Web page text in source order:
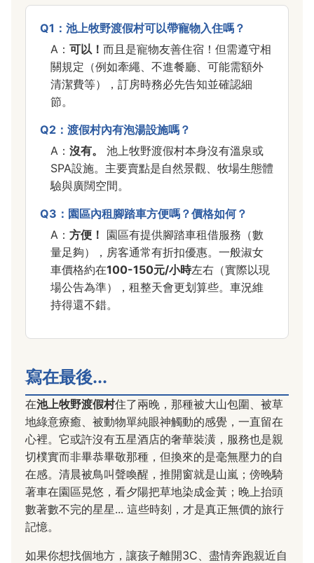
Q1：池上牧野渡假村可以帶寵物入住嗎？
A： 可以！ 而且是寵物友善住宿！但需遵守相
關規定（例如牽繩、不進餐廳、可能需額外
清潔費等），訂房時務必先告知並確認細
節。
Q2：渡假村內有泡湯設施嗎？
A： 沒有。
池上牧野渡假村本身沒有溫泉或
SPA設施。主要賣點是自然景觀、牧場生態體
驗與廣闊空間。
Q3：園區內租腳踏車方便嗎？價格如何？
A： 方便！ 園區有提供腳踏車租借服務（數
量足夠），房客通常有折扣優惠。一般淑女
車價格約在100-150元/小時左右（實際以現
場公告為準），租整天會更划算些。車況維
持得還不錯。
寫在最後...
在池上牧野渡假村住了兩晚，那種被大山包圍、被草
地綠意療癒、被動物單純眼神觸動的感覺，一直留在
心裡。它或許沒有五星酒店的奢華裝潢，服務也是親
切樸實而非畢恭畢敬那種，但換來的是毫無壓力的自
在感。清晨被鳥叫聲喚醒，推開窗就是山嵐；傍晚騎
著車在園區晃悠，看夕陽把草地染成金黃；晚上抬頭
數著數不完的星星... 這些時刻，才是真正無價的旅行
記憶。
如果你想找個地方，讓孩子離開3C、盡情奔跑親近自